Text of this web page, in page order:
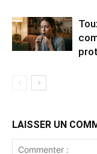
LAISSER UN